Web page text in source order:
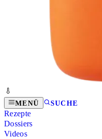
MENÜ SUCHE
Rezepte
Dossiers
Videos